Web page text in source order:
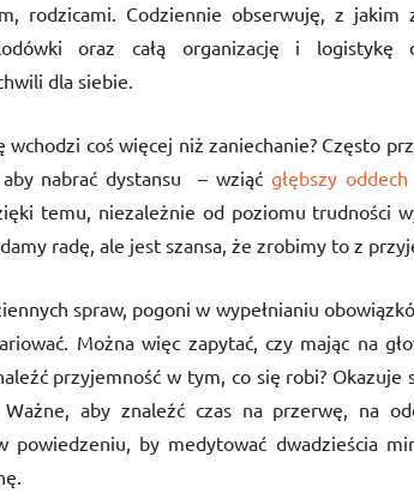
rodzicami. Codziennie obserwuję, z jakim
oraz całą organizację i logistykę
dla siebie.
wchodzi coś więcej niż zaniechanie? Często
nabrać dystansu – wziąć głębszy oddech
temu, niezależnie od poziomu trudności
radę, ale jest szansa, że zrobimy to z
spraw, pogoni w wypełnianiu
Można więc zapytać, czy mając na
przyjemność w tym, co się robi? Okazuje
aby znaleźć czas na przerwę, na
powiedzeniu, by medytować dwadzieścia